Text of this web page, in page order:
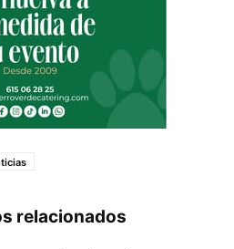
relacionados